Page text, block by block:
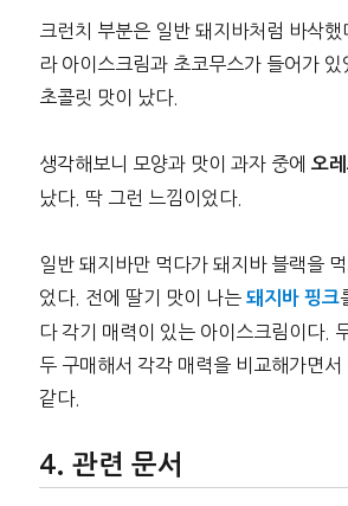
크런치 부분은 일반 돼지바처럼 바삭
라 아이스크림과 초코무스가 들어가 있
초콜릿 맛이 났다.
생각해보니 모양과 맛이 과자 중에 오
났다. 딱 그런 느낌이었다.
일반 돼지바만 먹다가 돼지바 블랙을
었다. 전에 딸기 맛이 나는 돼지바 핑크
다 각기 매력이 있는 아이스크림이다.
두 구매해서 각각 매력을 비교해가면서
같다.
관련 문서